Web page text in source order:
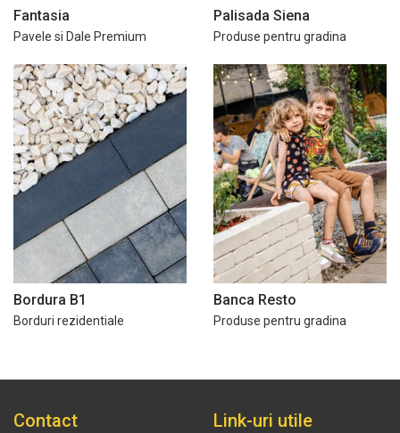
Fantasia
Pavele si Dale Premium
Palisada Siena
Produse pentru gradina
Bordura B1
Borduri rezidentiale
Banca Resto
Produse pentru gradina
Contact Link-uri utile